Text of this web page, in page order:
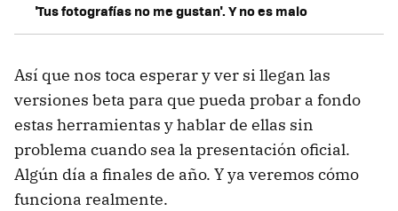
'Tus fotografías no me gustan'. Y no es malo
Así que nos toca esperar y ver si llegan las
versiones beta para que pueda probar a fondo
estas herramientas y hablar de ellas sin
problema cuando sea la presentación oficial.
Algún día a finales de año. Y ya veremos cómo
funciona realmente.